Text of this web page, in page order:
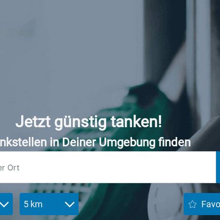
Jetzt günstig tanken!
in Deiner Umgebung finden
5 km